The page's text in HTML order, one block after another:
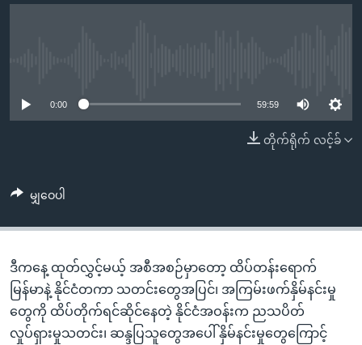
ညွန်း
ကျော်
ရန်
ရန်
နေရာ
သို့
ကျော်
သုတပဒေသာ အင်္ဂလိပ်စာ
Learning English
0:00 59:59
တိုက်ရိုက် လင့်ခ်
မျှဝေပါ
ဒီကနေ့ ထုတ်လွှင့်မယ့် အစီအစဉ်မှာတော့ ထိပ်တန်းရောက်
မြန်မာနဲ့ နိုင်ငံတကာ သတင်းတွေအပြင်၊ အကြမ်းဖက်နှိမ်နင်းမှု
တွေကို ထိပ်တိုက်ရင်ဆိုင်နေတဲ့ နိုင်ငံအဝန်းက ညသပိတ်
လှုပ်ရှားမှုသတင်း၊ ဆန္ဒပြသူတွေအပေါ် နှိမ်နင်းမှုတွေကြောင့်